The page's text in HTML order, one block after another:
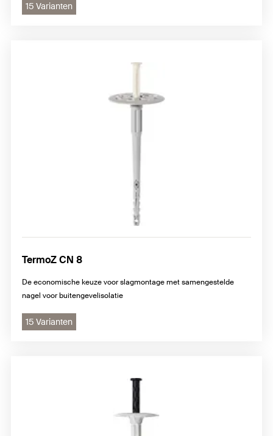
15 Varianten
TermoZ CN 8
De economische keuze voor slagmontage met samengestelde
nagel voor buitengevelisolatie
15 Varianten